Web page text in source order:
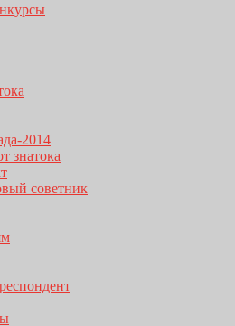
2014
знатока
советник